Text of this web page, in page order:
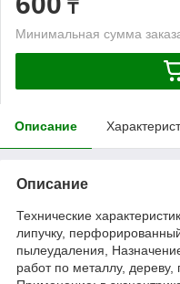
₸
Минимальная сумма
Описание
Описание
Технические
липучку,
пылеудаления,
работ по металлу, дереву,